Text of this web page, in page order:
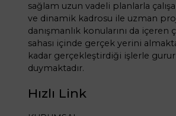
sağlam uzun vadeli planlarla
ve dinamik kadrosu ile uzman
danışmanlık konularını da içeren
sahası içinde gerçek yerini
kadar gerçekleştirdiği işlerle gurur
duymaktadır.
Hızlı Link